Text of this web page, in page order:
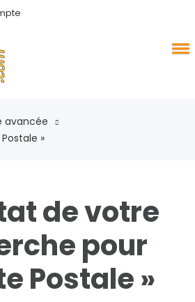
avancée
»
de votre
pour
Postale »